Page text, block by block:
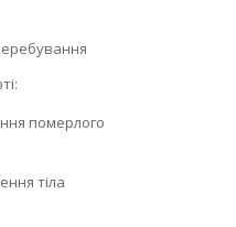
померлого
тіла